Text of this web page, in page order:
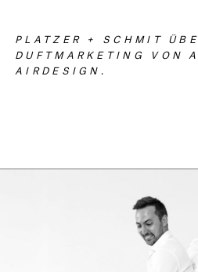
PLATZER + SCHMIT
DUFTMARKETING VON
AIRDESIGN.